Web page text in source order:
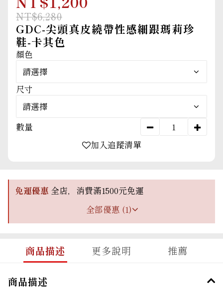
NT$6,280
GDC-尖頭真皮繞帶性感細跟瑪莉珍
鞋-卡其色
顏色
尺寸
數量
加入追蹤清單
免運優惠 全店，消費滿1500元免運
全部優惠 (1)
商品描述 更多說明 推薦
商品描述